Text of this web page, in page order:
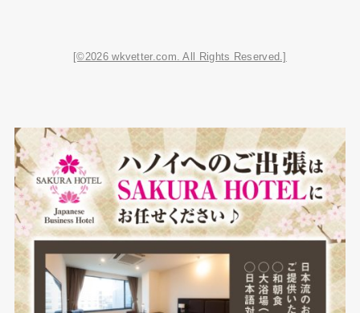
[©2026 wkvetter.com. All Rights Reserved.]